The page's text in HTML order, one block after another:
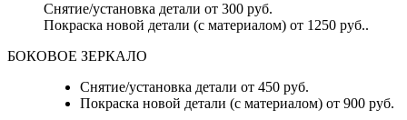
Снятие/установка детали от 300 руб.
Покраска новой детали (с материалом) от 1250 руб..
БОКОВОЕ ЗЕРКАЛО
Снятие/установка детали от 450 руб.
Покраска новой детали (с материалом) от 900 руб.